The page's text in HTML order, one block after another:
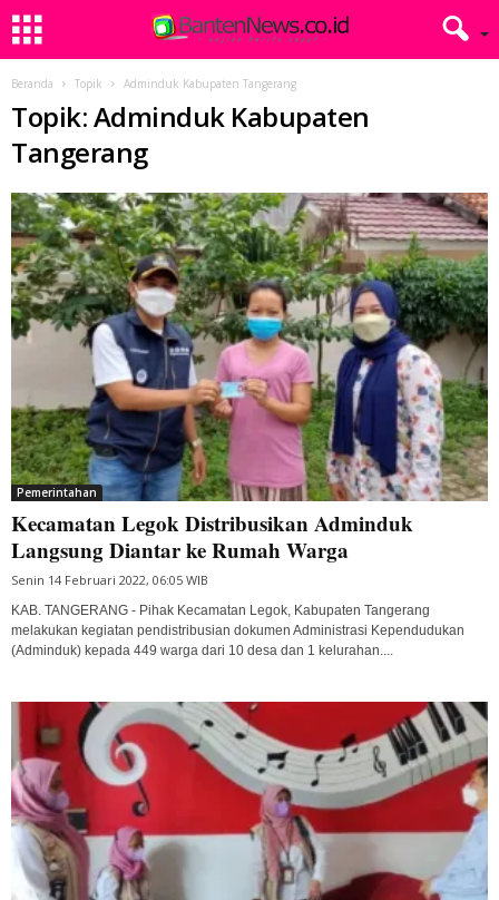
Beranda Topik Adminduk Kabupaten Tangerang
Topik: Adminduk Kabupaten
Tangerang
Pemerintahan
Kecamatan Legok Distribusikan Adminduk
Langsung Diantar ke Rumah Warga
Senin 14 Februari 2022, 06:05 WIB
KAB. TANGERANG - Pihak Kecamatan Legok, Kabupaten Tangerang
melakukan kegiatan pendistribusian dokumen Administrasi Kependudukan
(Adminduk) kepada 449 warga dari 10 desa dan 1 kelurahan....